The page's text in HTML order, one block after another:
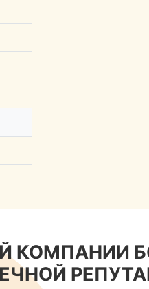
КОМПАНИИ